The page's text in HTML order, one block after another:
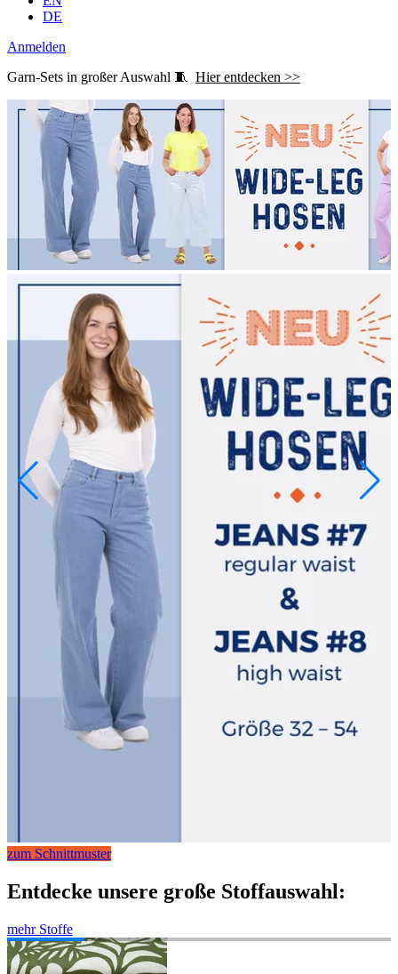
DE
Anmelden
Garn-Sets in großer Auswahl 🧵 Hier entdecken >>
zum Schnittmuster
zum Schnittmuster
Entdecke unsere große Stoffauswahl:
mehr Stoffe